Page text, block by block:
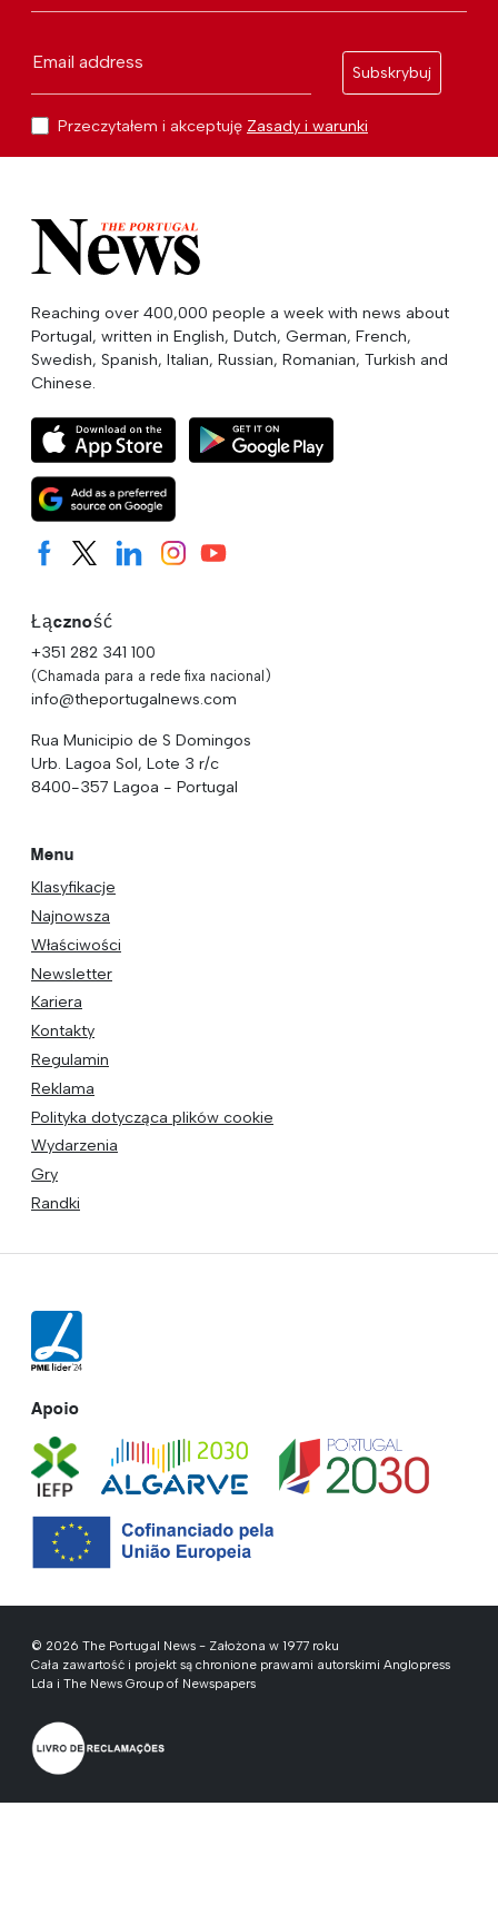
Email address
Subskrybuj
Przeczytałem i akceptuję Zasady i warunki
Reaching over 400,000 people a week with news about
Portugal, written in English, Dutch, German, French,
Swedish, Spanish, Italian, Russian, Romanian, Turkish and
Chinese.
Łączność
+351 282 341 100
(Chamada para a rede fixa nacional)
info@theportugalnews.com
Rua Municipio de S Domingos
Urb. Lagoa Sol, Lote 3 r/c
8400-357 Lagoa - Portugal
Menu
Klasyfikacje
Najnowsza
Właściwości
Newsletter
Kariera
Kontakty
Regulamin
Reklama
Polityka dotycząca plików cookie
Wydarzenia
Gry
Randki
Apoio
© 2026 The Portugal News - Założona w 1977 roku
Cała zawartość i projekt są chronione prawami autorskimi Anglopress
Lda i The News Group of Newspapers